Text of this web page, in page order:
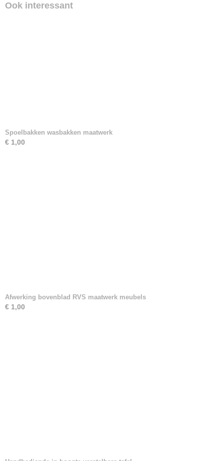
Ook interessant
Spoelbakken wasbakken maatwerk
€ 1,00
Afwerking bovenblad RVS maatwerk meubels
€ 1,00